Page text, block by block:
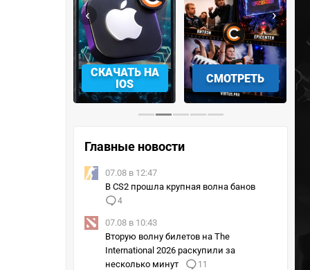
СМОТРЕТЬ УЧАСТВОВАТЬ
‹ ›
Главные новости
07.08 в 12:47
В CS2 прошла крупная волна банов
4
07.08 в 10:43
Вторую волну билетов на The
International 2026 раскупили за
несколько минут
11